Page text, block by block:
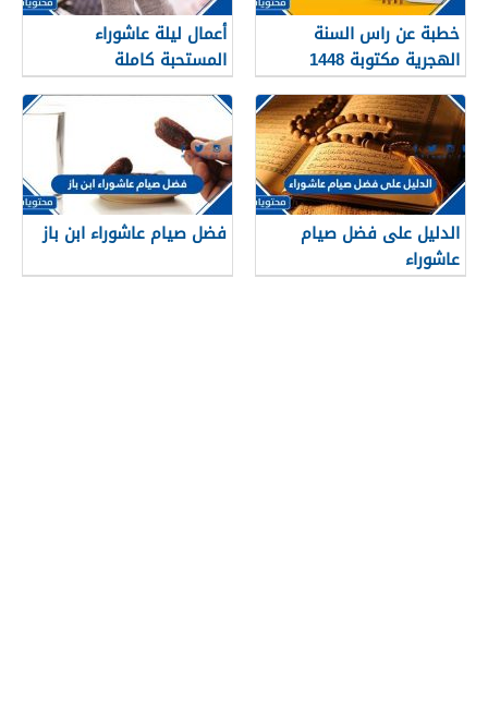
خطبة عن راس السنة
الهجرية مكتوبة 1448
أعمال ليلة عاشوراء
المستحبة كاملة
الدليل على فضل صيام
عاشوراء
فضل صيام عاشوراء ابن باز